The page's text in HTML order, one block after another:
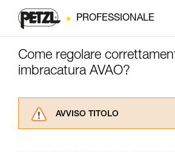
PROFESSIONALE
Come regolare
imbracatura AVAO?
AVVISO TITOLO